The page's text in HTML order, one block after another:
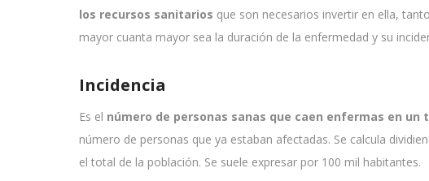
los recursos sanitarios que son necesarios invertir en ella,
mayor cuanta mayor sea la duración de la enfermedad y su
Incidencia
Es el número de personas sanas que caen enfermas en un
número de personas que ya estaban afectadas. Se calcula
el total de la población. Se suele expresar por 100 mil habitantes.